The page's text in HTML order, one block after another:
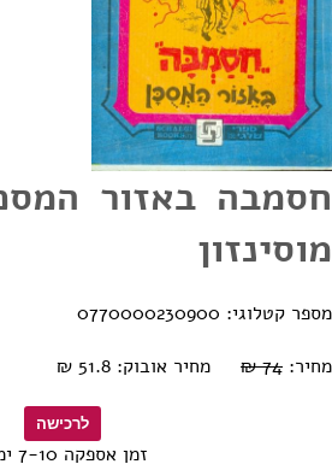
מוסינזון
מספר קטלוגי: 0770000230900
מחיר: 74 ₪ מחיר אובוק: 51.8 ₪
זמן אספקה 7-10 ימים